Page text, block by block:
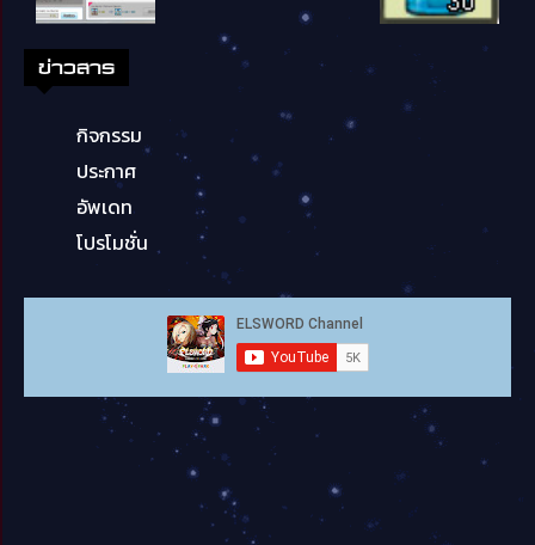
ข่าวสาร
กิจกรรม
ประกาศ
อัพเดท
โปรโมชั่น